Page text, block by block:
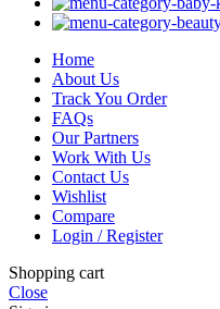
Home
About Us
Track You Order
FAQs
Our Partners
Work With Us
Contact Us
Wishlist
Compare
Login / Register
Shopping cart
Close